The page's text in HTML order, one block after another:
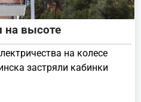
на высоте
на колесе
застряли кабинки